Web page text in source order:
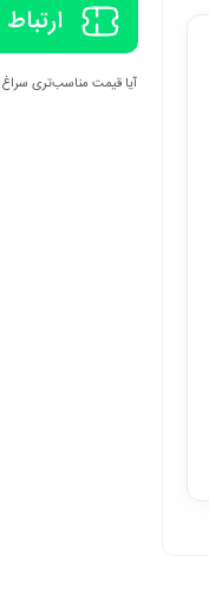
آیا قیمت مناسب‌تری سراغ